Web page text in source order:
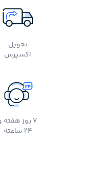
تحویل
اکسپرس
7 روز هفته
24 ساعته